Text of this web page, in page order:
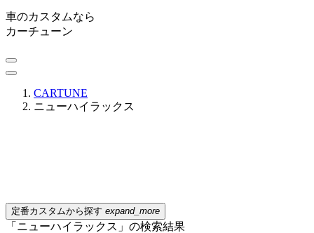
車のカスタムなら
カーチューン
CARTUNE
ニューハイラックス
定番カスタムから探す expand_more
「ニューハイラックス」の検索結果